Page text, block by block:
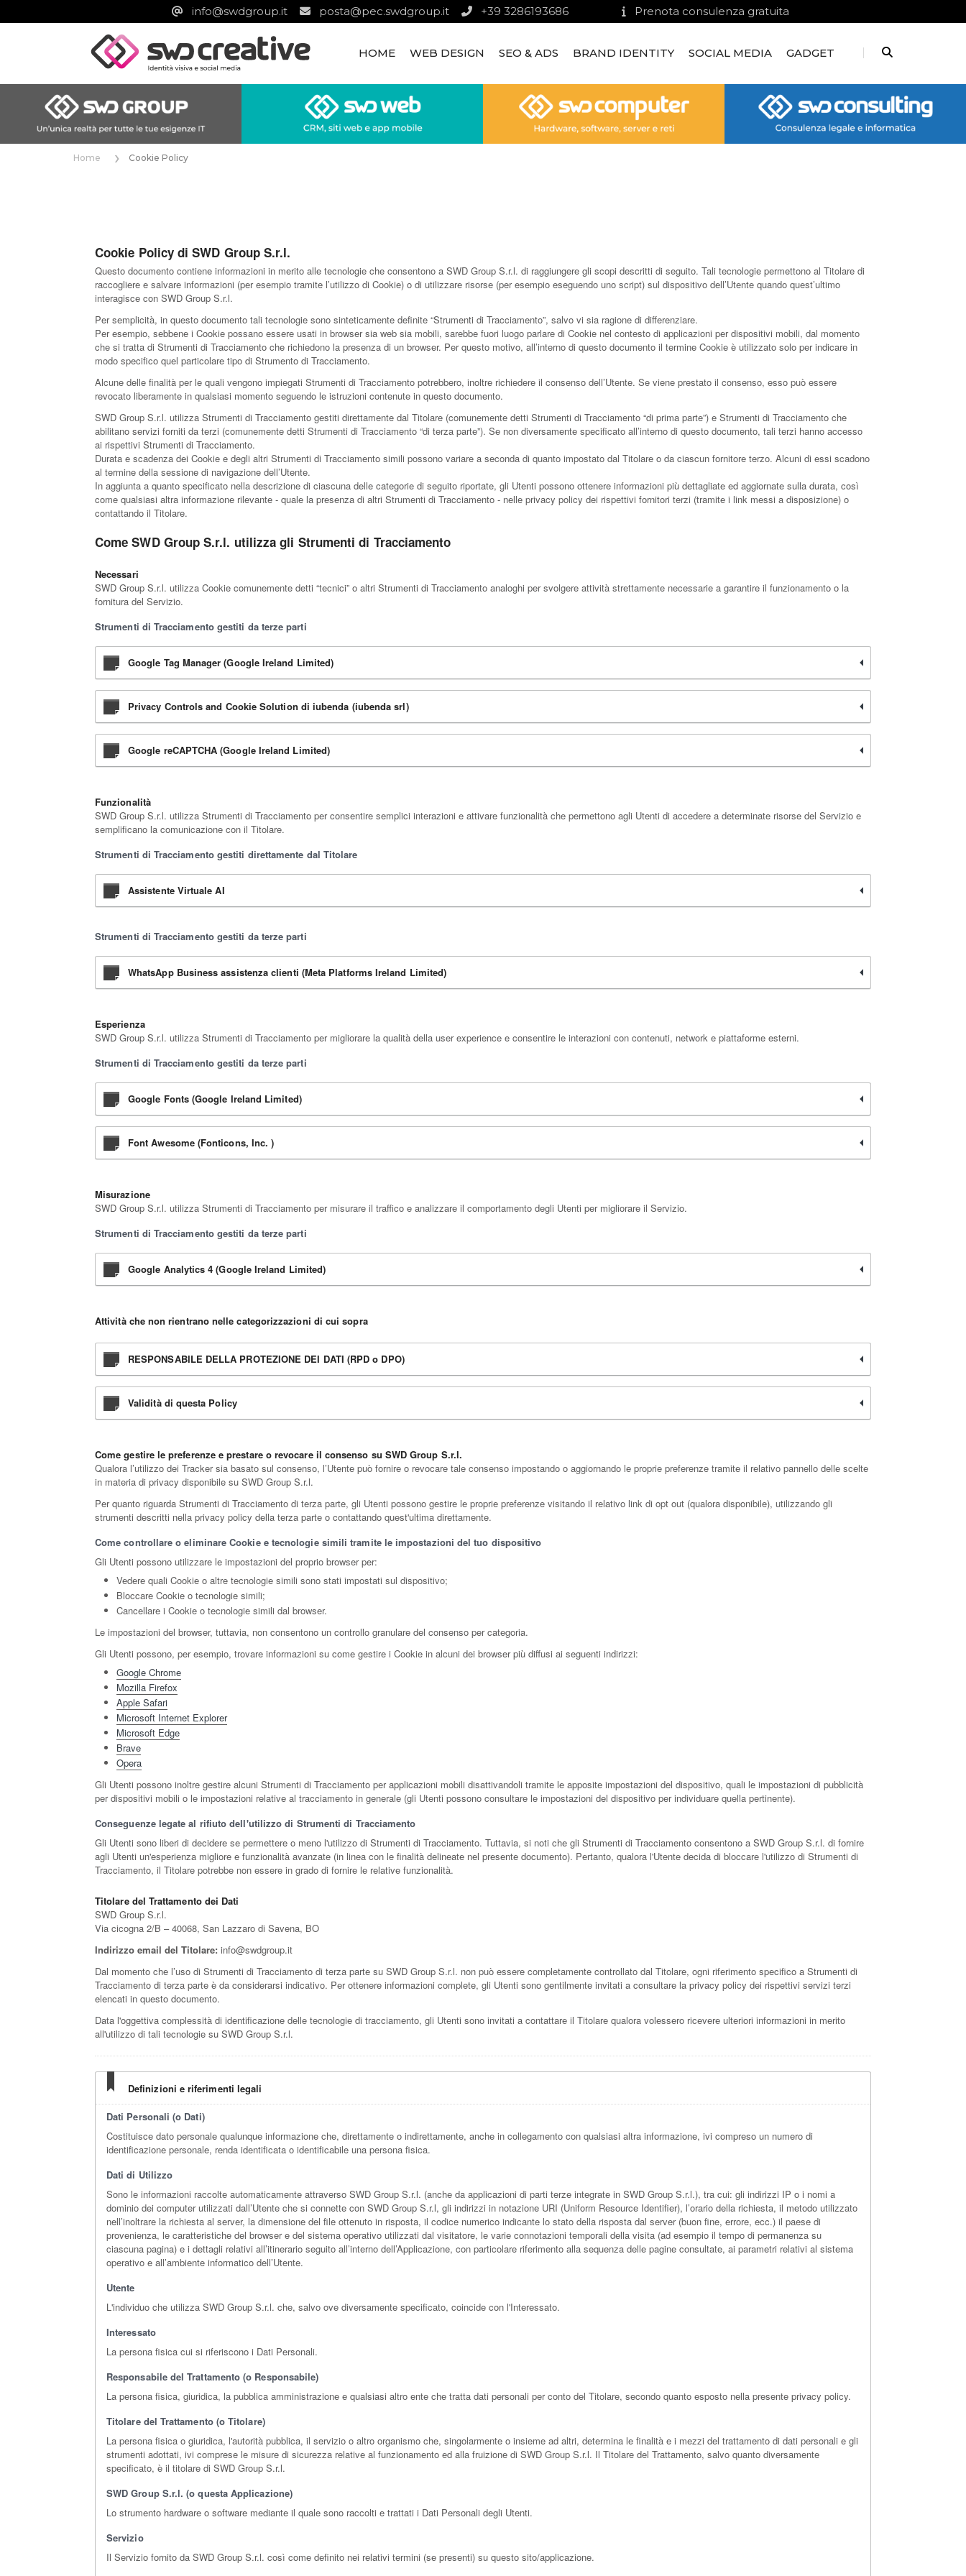
info@swdgroup.it posta@pec.swdgroup.it +39 3286193686 Prenota consulenza gratuita
HOME WEB DESIGN SEO & ADS BRAND IDENTITY SOCIAL MEDIA GADGET
Home Cookie Policy
Cookie Policy di SWD Group S.r.l.
Questo documento contiene informazioni in merito alle tecnologie che consentono a SWD Group S.r.l. di raggiungere gli scopi descritti di seguito. Tali tecnologie permettono al Titolare di
raccogliere e salvare informazioni (per esempio tramite l’utilizzo di Cookie) o di utilizzare risorse (per esempio eseguendo uno script) sul dispositivo dell’Utente quando quest’ultimo
interagisce con SWD Group S.r.l.
Per semplicità, in questo documento tali tecnologie sono sinteticamente definite “Strumenti di Tracciamento”, salvo vi sia ragione di differenziare.
Per esempio, sebbene i Cookie possano essere usati in browser sia web sia mobili, sarebbe fuori luogo parlare di Cookie nel contesto di applicazioni per dispositivi mobili, dal momento
che si tratta di Strumenti di Tracciamento che richiedono la presenza di un browser. Per questo motivo, all’interno di questo documento il termine Cookie è utilizzato solo per indicare in
modo specifico quel particolare tipo di Strumento di Tracciamento.
Alcune delle finalità per le quali vengono impiegati Strumenti di Tracciamento potrebbero, inoltre richiedere il consenso dell’Utente. Se viene prestato il consenso, esso può essere
revocato liberamente in qualsiasi momento seguendo le istruzioni contenute in questo documento.
SWD Group S.r.l. utilizza Strumenti di Tracciamento gestiti direttamente dal Titolare (comunemente detti Strumenti di Tracciamento “di prima parte”) e Strumenti di Tracciamento che
abilitano servizi forniti da terzi (comunemente detti Strumenti di Tracciamento “di terza parte”). Se non diversamente specificato all’interno di questo documento, tali terzi hanno accesso
ai rispettivi Strumenti di Tracciamento.
Durata e scadenza dei Cookie e degli altri Strumenti di Tracciamento simili possono variare a seconda di quanto impostato dal Titolare o da ciascun fornitore terzo. Alcuni di essi scadono
al termine della sessione di navigazione dell’Utente.
In aggiunta a quanto specificato nella descrizione di ciascuna delle categorie di seguito riportate, gli Utenti possono ottenere informazioni più dettagliate ed aggiornate sulla durata, così
come qualsiasi altra informazione rilevante - quale la presenza di altri Strumenti di Tracciamento - nelle privacy policy dei rispettivi fornitori terzi (tramite i link messi a disposizione) o
contattando il Titolare.
Come SWD Group S.r.l. utilizza gli Strumenti di Tracciamento
Necessari
SWD Group S.r.l. utilizza Cookie comunemente detti “tecnici” o altri Strumenti di Tracciamento analoghi per svolgere attività strettamente necessarie a garantire il funzionamento o la
fornitura del Servizio.
Strumenti di Tracciamento gestiti da terze parti
Google Tag Manager (Google Ireland Limited)
Privacy Controls and Cookie Solution di iubenda (iubenda srl)
Google reCAPTCHA (Google Ireland Limited)
Funzionalità
SWD Group S.r.l. utilizza Strumenti di Tracciamento per consentire semplici interazioni e attivare funzionalità che permettono agli Utenti di accedere a determinate risorse del Servizio e
semplificano la comunicazione con il Titolare.
Strumenti di Tracciamento gestiti direttamente dal Titolare
Assistente Virtuale AI
Strumenti di Tracciamento gestiti da terze parti
WhatsApp Business assistenza clienti (Meta Platforms Ireland Limited)
Esperienza
SWD Group S.r.l. utilizza Strumenti di Tracciamento per migliorare la qualità della user experience e consentire le interazioni con contenuti, network e piattaforme esterni.
Strumenti di Tracciamento gestiti da terze parti
Google Fonts (Google Ireland Limited)
Font Awesome (Fonticons, Inc. )
Misurazione
SWD Group S.r.l. utilizza Strumenti di Tracciamento per misurare il traffico e analizzare il comportamento degli Utenti per migliorare il Servizio.
Strumenti di Tracciamento gestiti da terze parti
Google Analytics 4 (Google Ireland Limited)
Attività che non rientrano nelle categorizzazioni di cui sopra
RESPONSABILE DELLA PROTEZIONE DEI DATI (RPD o DPO)
Validità di questa Policy
Come gestire le preferenze e prestare o revocare il consenso su SWD Group S.r.l.
Qualora l’utilizzo dei Tracker sia basato sul consenso, l’Utente può fornire o revocare tale consenso impostando o aggiornando le proprie preferenze tramite il relativo pannello delle scelte
in materia di privacy disponibile su SWD Group S.r.l.
Per quanto riguarda Strumenti di Tracciamento di terza parte, gli Utenti possono gestire le proprie preferenze visitando il relativo link di opt out (qualora disponibile), utilizzando gli
strumenti descritti nella privacy policy della terza parte o contattando quest'ultima direttamente.
Come controllare o eliminare Cookie e tecnologie simili tramite le impostazioni del tuo dispositivo
Gli Utenti possono utilizzare le impostazioni del proprio browser per:
Vedere quali Cookie o altre tecnologie simili sono stati impostati sul dispositivo;
Bloccare Cookie o tecnologie simili;
Cancellare i Cookie o tecnologie simili dal browser.
Le impostazioni del browser, tuttavia, non consentono un controllo granulare del consenso per categoria.
Gli Utenti possono, per esempio, trovare informazioni su come gestire i Cookie in alcuni dei browser più diffusi ai seguenti indirizzi:
Google Chrome
Mozilla Firefox
Apple Safari
Microsoft Internet Explorer
Microsoft Edge
Brave
Opera
Gli Utenti possono inoltre gestire alcuni Strumenti di Tracciamento per applicazioni mobili disattivandoli tramite le apposite impostazioni del dispositivo, quali le impostazioni di pubblicità
per dispositivi mobili o le impostazioni relative al tracciamento in generale (gli Utenti possono consultare le impostazioni del dispositivo per individuare quella pertinente).
Conseguenze legate al rifiuto dell'utilizzo di Strumenti di Tracciamento
Gli Utenti sono liberi di decidere se permettere o meno l'utilizzo di Strumenti di Tracciamento. Tuttavia, si noti che gli Strumenti di Tracciamento consentono a SWD Group S.r.l. di fornire
agli Utenti un'esperienza migliore e funzionalità avanzate (in linea con le finalità delineate nel presente documento). Pertanto, qualora l'Utente decida di bloccare l'utilizzo di Strumenti di
Tracciamento, il Titolare potrebbe non essere in grado di fornire le relative funzionalità.
Titolare del Trattamento dei Dati
SWD Group S.r.l.
Via cicogna 2/B – 40068, San Lazzaro di Savena, BO
Indirizzo email del Titolare: info@swdgroup.it
Dal momento che l’uso di Strumenti di Tracciamento di terza parte su SWD Group S.r.l. non può essere completamente controllato dal Titolare, ogni riferimento specifico a Strumenti di
Tracciamento di terza parte è da considerarsi indicativo. Per ottenere informazioni complete, gli Utenti sono gentilmente invitati a consultare la privacy policy dei rispettivi servizi terzi
elencati in questo documento.
Data l'oggettiva complessità di identificazione delle tecnologie di tracciamento, gli Utenti sono invitati a contattare il Titolare qualora volessero ricevere ulteriori informazioni in merito
all'utilizzo di tali tecnologie su SWD Group S.r.l.
Definizioni e riferimenti legali
Dati Personali (o Dati)
Costituisce dato personale qualunque informazione che, direttamente o indirettamente, anche in collegamento con qualsiasi altra informazione, ivi compreso un numero di
identificazione personale, renda identificata o identificabile una persona fisica.
Dati di Utilizzo
Sono le informazioni raccolte automaticamente attraverso SWD Group S.r.l. (anche da applicazioni di parti terze integrate in SWD Group S.r.l.), tra cui: gli indirizzi IP o i nomi a
dominio dei computer utilizzati dall’Utente che si connette con SWD Group S.r.l, gli indirizzi in notazione URI (Uniform Resource Identifier), l’orario della richiesta, il metodo utilizzato
nell’inoltrare la richiesta al server, la dimensione del file ottenuto in risposta, il codice numerico indicante lo stato della risposta dal server (buon fine, errore, ecc.) il paese di
provenienza, le caratteristiche del browser e del sistema operativo utilizzati dal visitatore, le varie connotazioni temporali della visita (ad esempio il tempo di permanenza su
ciascuna pagina) e i dettagli relativi all’itinerario seguito all’interno dell’Applicazione, con particolare riferimento alla sequenza delle pagine consultate, ai parametri relativi al sistema
operativo e all’ambiente informatico dell’Utente.
Utente
L'individuo che utilizza SWD Group S.r.l. che, salvo ove diversamente specificato, coincide con l'Interessato.
Interessato
La persona fisica cui si riferiscono i Dati Personali.
Responsabile del Trattamento (o Responsabile)
La persona fisica, giuridica, la pubblica amministrazione e qualsiasi altro ente che tratta dati personali per conto del Titolare, secondo quanto esposto nella presente privacy policy.
Titolare del Trattamento (o Titolare)
La persona fisica o giuridica, l'autorità pubblica, il servizio o altro organismo che, singolarmente o insieme ad altri, determina le finalità e i mezzi del trattamento di dati personali e gli
strumenti adottati, ivi comprese le misure di sicurezza relative al funzionamento ed alla fruizione di SWD Group S.r.l. Il Titolare del Trattamento, salvo quanto diversamente
specificato, è il titolare di SWD Group S.r.l.
SWD Group S.r.l. (o questa Applicazione)
Lo strumento hardware o software mediante il quale sono raccolti e trattati i Dati Personali degli Utenti.
Servizio
Il Servizio fornito da SWD Group S.r.l. così come definito nei relativi termini (se presenti) su questo sito/applicazione.